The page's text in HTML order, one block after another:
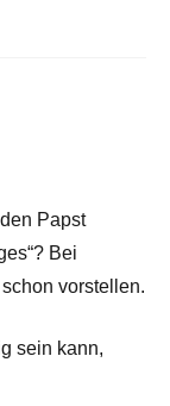
Papst
Bei
vorstellen.
sein kann,